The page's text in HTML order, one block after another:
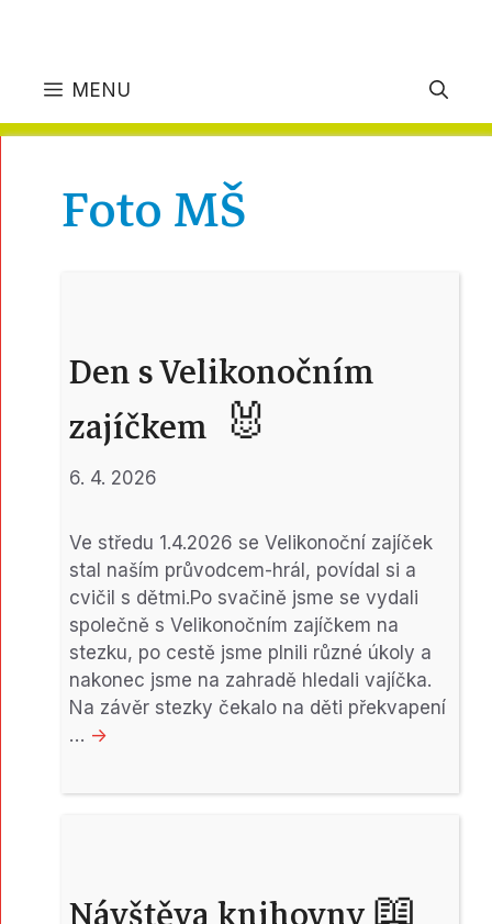
MENU
Foto MŠ
Den s Velikonočním
zajíčkem 🐰
6. 4. 2026
Ve středu 1.4.2026 se Velikonoční zajíček
stal naším průvodcem-hrál, povídal si a
cvičil s dětmi.Po svačině jsme se vydali
společně s Velikonočním zajíčkem na
stezku, po cestě jsme plnili různé úkoly a
nakonec jsme na zahradě hledali vajíčka.
Na závěr stezky čekalo na děti překvapení
… ->